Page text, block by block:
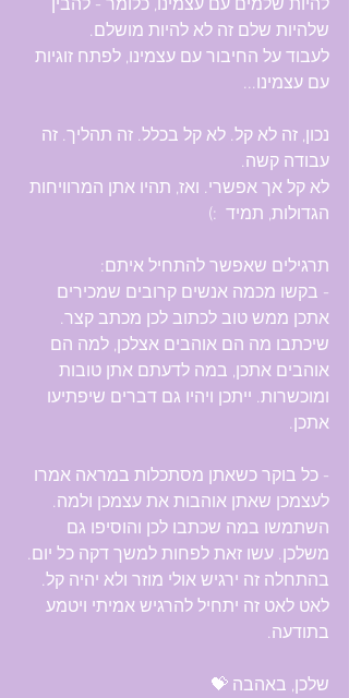
להיות שלמים עם עצמינו, כלומר - להבין
שלהיות שלם זה לא להיות מושלם.
לעבוד על החיבור עם עצמינו, לפתח זוגיות
עם עצמינו...
נכון, זה לא קל. לא קל בכלל. זה תהליך. זה
עבודה קשה.
לא קל אך אפשרי. ואז, תהיו אתן המרוויחות
הגדולות, תמיד  :)
תרגילים שאפשר להתחיל איתם:
- בקשו מכמה אנשים קרובים שמכירים
אתכן ממש טוב לכתוב לכן מכתב קצר.
שיכתבו מה הם אוהבים אצלכן, למה הם
אוהבים אתכן, במה לדעתם אתן טובות
ומוכשרות. ייתכן ויהיו גם דברים שיפתיעו
אתכן.
- כל בוקר כשאתן מסתכלות במראה אמרו
לעצמכן שאתן אוהבות את עצמכן ולמה.
השתמשו במה שכתבו לכן והוסיפו גם
משלכן. עשו זאת לפחות למשך דקה כל יום.
בהתחלה זה ירגיש אולי מוזר ולא יהיה קל.
לאט לאט זה יתחיל להרגיש אמיתי ויטמע
בתודעה.
שלכן, באהבה 💝